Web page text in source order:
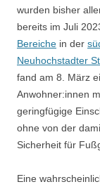
wurden bisher
bereits im Juli
Bereiche in der
Neuhochstadter
fand am 8. März
Anwohner:innen
geringfügige
ohne von der
Sicherheit für
Eine